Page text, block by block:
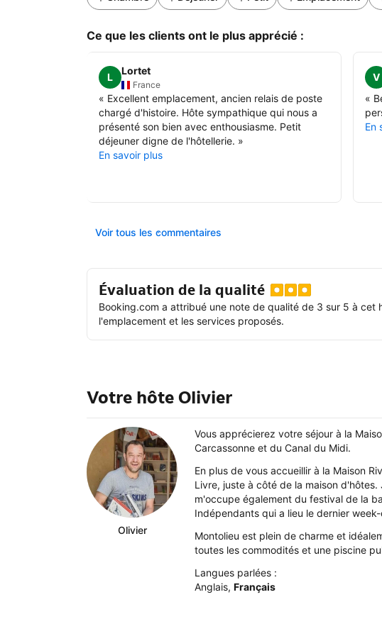
Ce que les clients ont le plus apprécié :
L
Lortet
France
« Excellent emplacement, ancien relais de poste
chargé d'histoire. Hôte sympathique qui nous a
présenté son bien avec enthousiasme. Petit
déjeuner digne de l'hôtellerie. »
En savoir plus
V
«
En
Voir tous les commentaires
Évaluation de la qualité
Booking.com a attribué une note de qualité de 3 sur 5 à
l'emplacement et les services proposés.
Votre hôte Olivier
Olivier
Vous apprécierez votre séjour à la
Carcassonne et du Canal du Midi.
En plus de vous accueillir à la Maison
Livre, juste à côté de la maison
m'occupe également du festival de la
Indépendants qui a lieu le dernier
Montolieu est plein de charme et
toutes les commodités et une piscine
Langues parlées :
Anglais, Français